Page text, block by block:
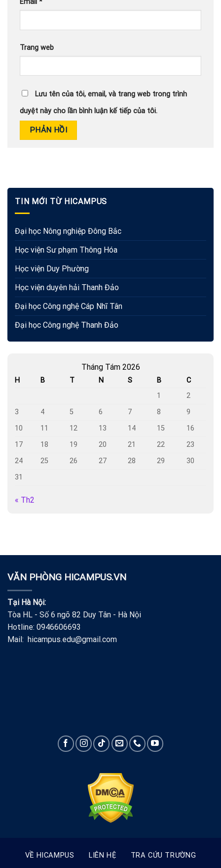
Trang web
Lưu tên của tôi, email, và trang web trong trình
duyệt này cho lần bình luận kế tiếp của tôi.
TIN MỚI TỪ HICAMPUS
Đại học Nông nghiệp Đông Bắc
Học viện Sư phạm Thông Hóa
Học viện Duy Phường
Học viện duyên hải Thanh Đảo
Đại học Công nghệ Cáp Nhĩ Tân
Đại học Công nghệ Thanh Đảo
Tháng Tám 2026
H B T N S B
C
1
2
3
4 5 6 7 8
9
10
11 12 13 14 15
16
17
18 19 20 21 22
23
24
25 26 27 28 29
30
31
« Th2
VĂN PHÒNG HICAMPUS.VN
Tại Hà Nội:
Tòa HL - Số 6 ngõ 82 Duy Tân - Hà Nội
Hotline: 0946606693
Mail: hicampus.edu@gmail.com
VỀ HICAMPUS LIÊN HỆ TRA CỨU TRƯỜNG